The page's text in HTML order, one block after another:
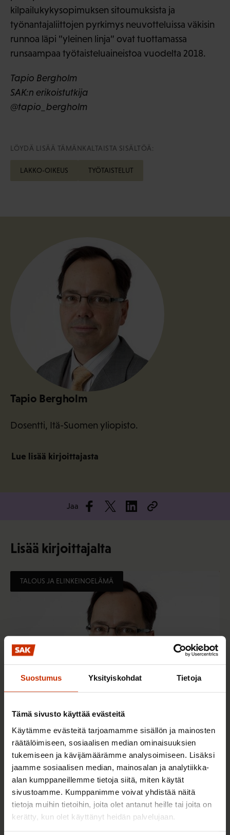
Suostumus Yksityiskohdat Tietoja
Tämä sivusto käyttää evästeitä
Käytämme evästeitä tarjoamamme sisällön ja mainosten
räätälöimiseen, sosiaalisen median ominaisuuksien
tukemiseen ja kävijämäärämme analysoimiseen. Lisäksi
jaamme sosiaalisen median, mainosalan ja analytiikka-
alan kumppaneillemme tietoja siitä, miten käytät
sivustoamme. Kumppanimme voivat yhdistää näitä
tietoja muihin tietoihin, joita olet antanut heille tai joita on
kerätty, kun olet käyttänyt heidän palvelujaan.
kilpailukykysopimuksen sitoumuksista ja
työnantajaliittojen pyrkimys neuvotteluissa väkisin
runnoa läpi ”yleinen linja” ovat tuottamassa
runsaampaa työtaisteluaineistoa vuodelta 2018.
Tapio Bergholm
SAK:n erikoistutkija
@tapio_bergholm
LÖYDÄ LISÄÄ TÄMÄNKALTAISTA SISÄLTÖÄ:
LAKKO-OIKEUS TYÖTAISTELUT
Tapio Bergholm
Dosentti, Itä-Suomen yliopisto.
Lue lisää kirjoittajasta
Jaa
Lisää kirjoittajalta
TALOUS JA ELINKEINOELÄMÄ
30.11.2017Tapio Bergholm
Vuodenajat pätkivät työt 1960-luvulle saakka
TASA-ARVO JA YHDENVERTAISUUS